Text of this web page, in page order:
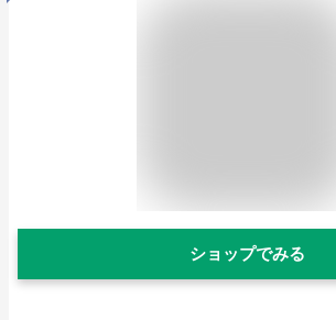
ショップでみる